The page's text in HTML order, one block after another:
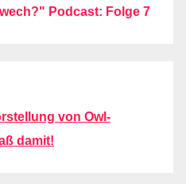
Podcast: Folge 7
von Owl-
damit!